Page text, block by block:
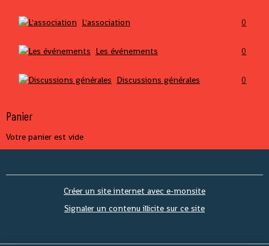
L'association 0
Les événements 0
Discussions générales 0
Panier
Votre panier est vide
Créer un site internet avec e-monsite
Signaler un contenu illicite sur ce site